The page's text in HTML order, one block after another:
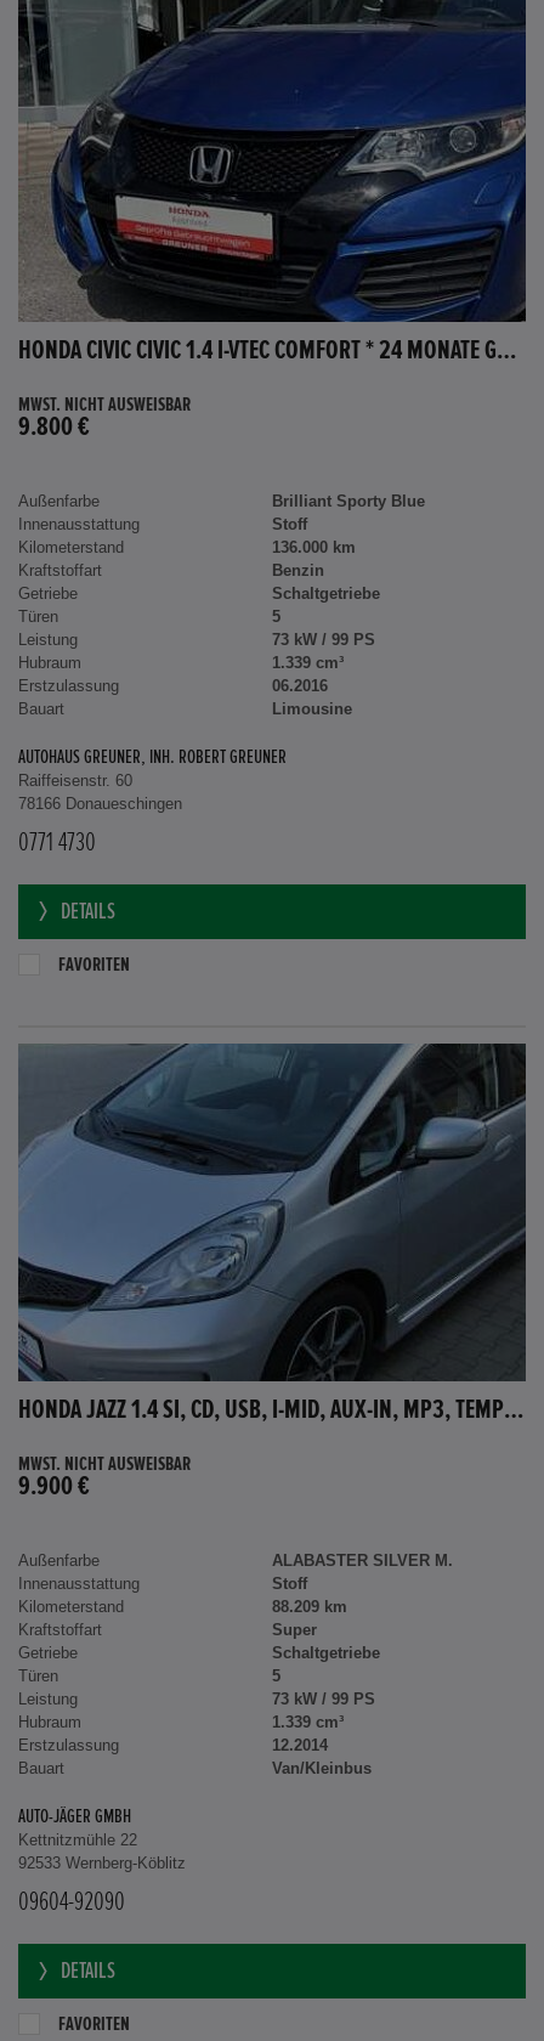
HONDA CIVIC CIVIC 1.4 I-VTEC COMFORT * 24 MONATE GARANTIE *
MWST. NICHT AUSWEISBAR
9.800 €
Außenfarbe
Brilliant Sporty Blue
Innenausstattung
Stoff
Kilometerstand
136.000 km
Kraftstoffart
Benzin
Getriebe
Schaltgetriebe
Türen
5
Leistung
73 kW / 99 PS
Hubraum
1.339 cm³
Erstzulassung
06.2016
Bauart
Limousine
AUTOHAUS GREUNER, INH. ROBERT GREUNER
Raiffeisenstr. 60
78166 Donaueschingen
0771 4730
DETAILS
FAVORITEN
HONDA JAZZ 1.4 SI, CD, USB, I-MID, AUX-IN, MP3, TEMPOMAT
MWST. NICHT AUSWEISBAR
9.900 €
Außenfarbe
ALABASTER SILVER M.
Innenausstattung
Stoff
Kilometerstand
88.209 km
Kraftstoffart
Super
Getriebe
Schaltgetriebe
Türen
5
Leistung
73 kW / 99 PS
Hubraum
1.339 cm³
Erstzulassung
12.2014
Bauart
Van/Kleinbus
AUTO-JÄGER GMBH
Kettnitzmühle 22
92533 Wernberg-Köblitz
09604-92090
DETAILS
FAVORITEN